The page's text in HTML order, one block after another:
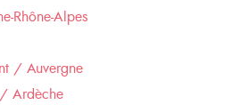
Rhône-Alpes
/ Auvergne
Ardèche